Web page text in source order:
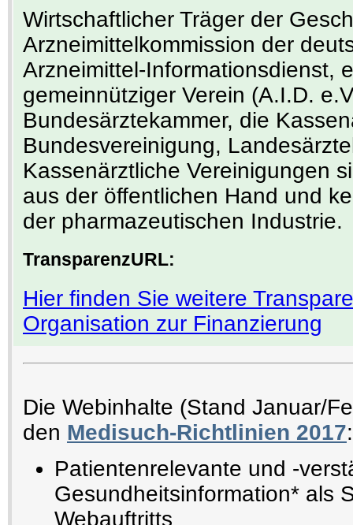
Wirtschaftlicher Träger der
Arzneimittelkommission der
Arzneimittel-Informationsdienst,
gemeinnütziger Verein (A.I.D.
Bundesärztekammer, die
Bundesvereinigung,
Kassenärztliche Vereinigungen
aus der öffentlichen Hand und
der pharmazeutischen Industrie.
TransparenzURL:
Hier finden Sie weitere
Organisation zur Finanzierung
Die Webinhalte (Stand Januar/
den Medisuch-Richtlinien 2017:
Patientenrelevante und -
Gesundheitsinformation* als
Webauftritts